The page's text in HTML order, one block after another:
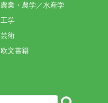
農業・農学／水産学
工学
芸術
欧文書籍